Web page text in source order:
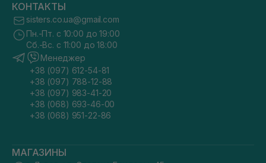
КОНТАКТЫ
sisters.co.ua@gmail.com
Пн.-Пт. с 10:00 до 19:00
Сб.-Вс. с 11:00 до 18:00
Менеджер
+38 (097) 612-54-81
+38 (097) 788-12-88
+38 (097) 983-41-20
+38 (068) 693-46-00
+38 (068) 951-22-86
МАГАЗИНЫ